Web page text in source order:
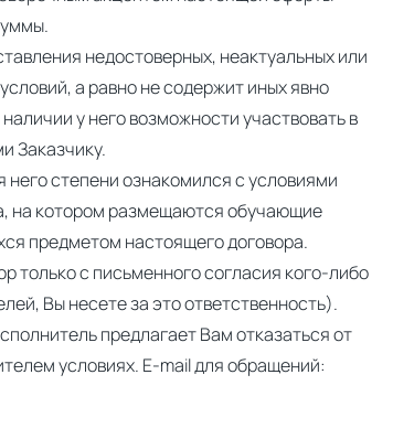
недостоверных, неактуальных или
а равно не содержит иных явно
у него возможности участвовать в
Заказчику.
степени ознакомился с условиями
на котором размещаются обучающие
предметом настоящего договора.
только с письменного согласия кого-либо
Вы несете за это ответственность).
предлагает Вам отказаться от
условиях. E-mail для обращений: